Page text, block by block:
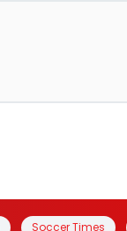
Soccer Times